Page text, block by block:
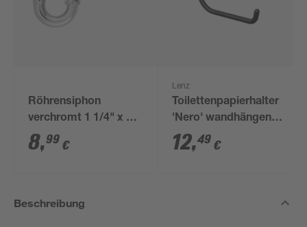
Röhrensiphon
verchromt 1 1/4" x 32
mm
8,99 €
Lenz
Toilettenpapierhalter
'Nero' wandhängend
schwarz
12,49 €
Beschreibung